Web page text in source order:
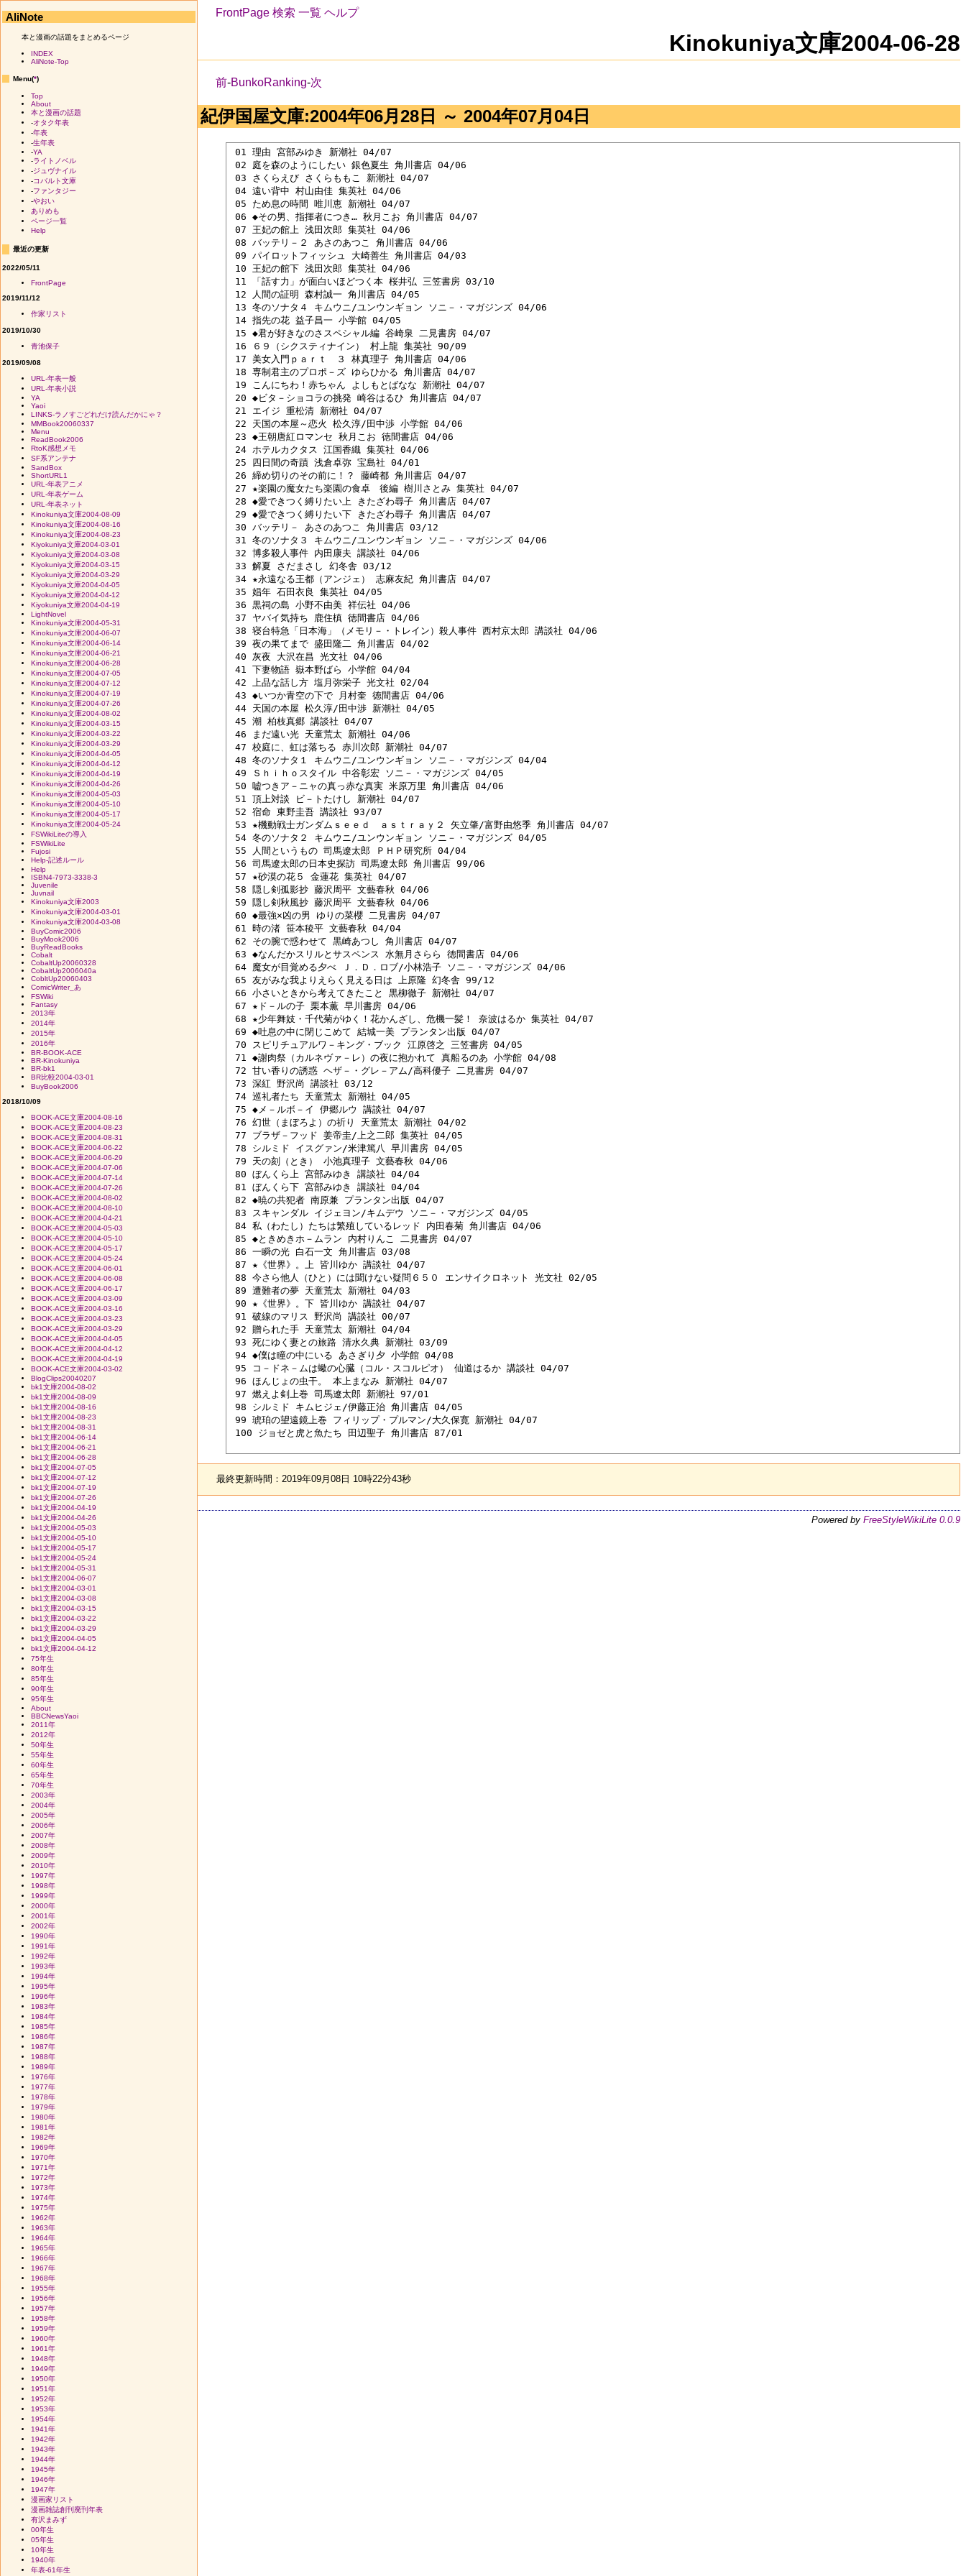
FrontPage 検索 一覧 ヘルプ
Kinokuniya文庫2004-06-28
前-BunkoRanking-次
紀伊国屋文庫:2004年06月28日 ～ 2004年07月04日
01 理由 宮部みゆき 新潮社 04/07
02 庭を森のようにしたい 銀色夏生 角川書店 04/06
03 さくらえび さくらももこ 新潮社 04/07
04 遠い背中 村山由佳 集英社 04/06
05 ため息の時間 唯川恵 新潮社 04/07
06 ◆その男、指揮者につき… 秋月こお 角川書店 04/07
07 王妃の館上 浅田次郎 集英社 04/06
08 バッテリ－２ あさのあつこ 角川書店 04/06
09 パイロットフィッシュ 大崎善生 角川書店 04/03
10 王妃の館下 浅田次郎 集英社 04/06
11 「話す力」が面白いほどつく本 桜井弘 三笠書房 03/10
12 人間の証明 森村誠一 角川書店 04/05
13 冬のソナタ４ キムウニ/ユンウンギョン ソニ－・マガジンズ 04/06
14 指先の花 益子昌一 小学館 04/05
15 ◆君が好きなのさスペシャル編 谷崎泉 二見書房 04/07
16 ６９（シクスティナイン） 村上龍 集英社 90/09
17 美女入門ｐａｒｔ　３ 林真理子 角川書店 04/06
18 専制君主のプロポ－ズ ゆらひかる 角川書店 04/07
19 こんにちわ！赤ちゃん よしもとばなな 新潮社 04/07
20 ◆ビタ－ショコラの挑発 崎谷はるひ 角川書店 04/07
21 エイジ 重松清 新潮社 04/07
22 天国の本屋～恋火 松久淳/田中渉 小学館 04/06
23 ◆王朝唐紅ロマンセ 秋月こお 徳間書店 04/06
24 ホテルカクタス 江国香織 集英社 04/06
25 四日間の奇蹟 浅倉卓弥 宝島社 04/01
26 締め切りのその前に！？ 藤崎都 角川書店 04/07
27 ★楽園の魔女たち楽園の食卓　後編 樹川さとみ 集英社 04/07
28 ◆愛できつく縛りたい上 きたざわ尋子 角川書店 04/07
29 ◆愛できつく縛りたい下 きたざわ尋子 角川書店 04/07
30 バッテリ－ あさのあつこ 角川書店 03/12
31 冬のソナタ３ キムウニ/ユンウンギョン ソニ－・マガジンズ 04/06
32 博多殺人事件 内田康夫 講談社 04/06
33 解夏 さだまさし 幻冬舎 03/12
34 ★永遠なる王都（アンジェ） 志麻友紀 角川書店 04/07
35 娼年 石田衣良 集英社 04/05
36 黒祠の島 小野不由美 祥伝社 04/06
37 ヤバイ気持ち 鹿住槙 徳間書店 04/06
38 寝台特急「日本海」（メモリ－・トレイン）殺人事件 西村京太郎 講談社 04/06
39 夜の果てまで 盛田隆二 角川書店 04/02
40 灰夜 大沢在昌 光文社 04/06
41 下妻物語 嶽本野ばら 小学館 04/04
42 上品な話し方 塩月弥栄子 光文社 02/04
43 ◆いつか青空の下で 月村奎 徳間書店 04/06
44 天国の本屋 松久淳/田中渉 新潮社 04/05
45 潮 柏枝真郷 講談社 04/07
46 まだ遠い光 天童荒太 新潮社 04/06
47 校庭に、虹は落ちる 赤川次郎 新潮社 04/07
48 冬のソナタ１ キムウニ/ユンウンギョン ソニ－・マガジンズ 04/04
49 Ｓｈｉｈｏスタイル 中谷彰宏 ソニ－・マガジンズ 04/05
50 嘘つきア－ニャの真っ赤な真実 米原万里 角川書店 04/06
51 頂上対談 ビ－トたけし 新潮社 04/07
52 宿命 東野圭吾 講談社 93/07
53 ★機動戦士ガンダムｓｅｅｄ　ａｓｔｒａｙ２ 矢立肇/富野由悠季 角川書店 04/07
54 冬のソナタ２ キムウニ/ユンウンギョン ソニ－・マガジンズ 04/05
55 人間というもの 司馬遼太郎 ＰＨＰ研究所 04/04
56 司馬遼太郎の日本史探訪 司馬遼太郎 角川書店 99/06
57 ★砂漠の花５ 金蓮花 集英社 04/07
58 隠し剣孤影抄 藤沢周平 文藝春秋 04/06
59 隠し剣秋風抄 藤沢周平 文藝春秋 04/06
60 ◆最強×凶の男 ゆりの菜櫻 二見書房 04/07
61 時の渚 笹本稜平 文藝春秋 04/04
62 その腕で惑わせて 黒崎あつし 角川書店 04/07
63 ◆なんだかスリルとサスペンス 水無月さらら 徳間書店 04/06
64 魔女が目覚める夕べ Ｊ．Ｄ．ロブ/小林浩子 ソニ－・マガジンズ 04/06
65 友がみな我よりえらく見える日は 上原隆 幻冬舎 99/12
66 小さいときから考えてきたこと 黒柳徹子 新潮社 04/07
67 ★ド－ルの子 栗本薫 早川書房 04/06
68 ★少年舞妓・千代菊がゆく！花かんざし、危機一髪！ 奈波はるか 集英社 04/07
69 ◆吐息の中に閉じこめて 結城一美 プランタン出版 04/07
70 スピリチュアルワ－キング・ブック 江原啓之 三笠書房 04/05
71 ◆謝肉祭（カルネヴァ－レ）の夜に抱かれて 真船るのあ 小学館 04/08
72 甘い香りの誘惑 ヘザ－・グレ－アム/高科優子 二見書房 04/07
73 深紅 野沢尚 講談社 03/12
74 巡礼者たち 天童荒太 新潮社 04/05
75 ◆メ－ルボ－イ 伊郷ルウ 講談社 04/07
76 幻世（まぼろよ）の祈り 天童荒太 新潮社 04/02
77 ブラザ－フッド 姜帝圭/上之二郎 集英社 04/05
78 シルミド イスグァン/米津篤八 早川書房 04/05
79 天の刻（とき） 小池真理子 文藝春秋 04/06
80 ぼんくら上 宮部みゆき 講談社 04/04
81 ぼんくら下 宮部みゆき 講談社 04/04
82 ◆暁の共犯者 南原兼 プランタン出版 04/07
83 スキャンダル イジェヨン/キムデウ ソニ－・マガジンズ 04/05
84 私（わたし）たちは繁殖しているレッド 内田春菊 角川書店 04/06
85 ◆ときめきホ－ムラン 内村りんこ 二見書房 04/07
86 一瞬の光 白石一文 角川書店 03/08
87 ★《世界》。上 皆川ゆか 講談社 04/07
88 今さら他人（ひと）には聞けない疑問６５０ エンサイクロネット 光文社 02/05
89 遭難者の夢 天童荒太 新潮社 04/03
90 ★《世界》。下 皆川ゆか 講談社 04/07
91 破線のマリス 野沢尚 講談社 00/07
92 贈られた手 天童荒太 新潮社 04/04
93 死にゆく妻との旅路 清水久典 新潮社 03/09
94 ◆僕は瞳の中にいる あさぎり夕 小学館 04/08
95 コ－ドネ－ムは蠍の心臓（コル・スコルピオ） 仙道はるか 講談社 04/07
96 ほんじょの虫干。 本上まなみ 新潮社 04/07
97 燃えよ剣上巻 司馬遼太郎 新潮社 97/01
98 シルミド キムヒジェ/伊藤正治 角川書店 04/05
99 琥珀の望遠鏡上巻 フィリップ・プルマン/大久保寛 新潮社 04/07
100 ジョゼと虎と魚たち 田辺聖子 角川書店 87/01
最終更新時間：2019年09月08日 10時22分43秒
Powered by FreeStyleWikiLite 0.0.9
AliNote
本と漫画の話題をまとめるページ
INDEX
AliNote-Top
Menu(*)
Top
About
本と漫画の話題
-オタク年表
-年表
-生年表
-YA
-ライトノベル
-ジュヴナイル
-コバルト文庫
-ファンタジー
-やおい
ありめも
ページ一覧
Help
最近の更新
2022/05/11
FrontPage
2019/11/12
作家リスト
2019/10/30
青池保子
2019/09/08
URL-年表一般
URL-年表小説
YA
Yaoi
LINKS-ラノすごどれだけ読んだかにゃ？
MMBook20060337
Menu
ReadBook2006
RtoK感想メモ
SF系アンテナ
SandBox
ShortURL1
URL-年表アニメ
URL-年表ゲーム
URL-年表ネット
Kinokuniya文庫2004-08-09
Kinokuniya文庫2004-08-16
Kinokuniya文庫2004-08-23
Kiyokuniya文庫2004-03-01
Kiyokuniya文庫2004-03-08
Kiyokuniya文庫2004-03-15
Kiyokuniya文庫2004-03-29
Kiyokuniya文庫2004-04-05
Kiyokuniya文庫2004-04-12
Kiyokuniya文庫2004-04-19
LightNovel
Kinokuniya文庫2004-05-31
Kinokuniya文庫2004-06-07
Kinokuniya文庫2004-06-14
Kinokuniya文庫2004-06-21
Kinokuniya文庫2004-06-28
Kinokuniya文庫2004-07-05
Kinokuniya文庫2004-07-12
Kinokuniya文庫2004-07-19
Kinokuniya文庫2004-07-26
Kinokuniya文庫2004-08-02
Kinokuniya文庫2004-03-15
Kinokuniya文庫2004-03-22
Kinokuniya文庫2004-03-29
Kinokuniya文庫2004-04-05
Kinokuniya文庫2004-04-12
Kinokuniya文庫2004-04-19
Kinokuniya文庫2004-04-26
Kinokuniya文庫2004-05-03
Kinokuniya文庫2004-05-10
Kinokuniya文庫2004-05-17
Kinokuniya文庫2004-05-24
FSWikiLiteの導入
FSWikiLite
Fujosi
Help-記述ルール
Help
ISBN4-7973-3338-3
Juvenile
Juvnail
Kinokuniya文庫2003
Kinokuniya文庫2004-03-01
Kinokuniya文庫2004-03-08
BuyComic2006
BuyMook2006
BuyReadBooks
Cobalt
CobaltUp20060328
CobaltUp2006040a
CobltUp20060403
ComicWriter_あ
FSWiki
Fantasy
2013年
2014年
2015年
2016年
BR-BOOK-ACE
BR-Kinokuniya
BR-bk1
BR比較2004-03-01
BuyBook2006
2018/10/09
BOOK-ACE文庫2004-08-16
BOOK-ACE文庫2004-08-23
BOOK-ACE文庫2004-08-31
BOOK-ACE文庫2004-06-22
BOOK-ACE文庫2004-06-29
BOOK-ACE文庫2004-07-06
BOOK-ACE文庫2004-07-14
BOOK-ACE文庫2004-07-26
BOOK-ACE文庫2004-08-02
BOOK-ACE文庫2004-08-10
BOOK-ACE文庫2004-04-21
BOOK-ACE文庫2004-05-03
BOOK-ACE文庫2004-05-10
BOOK-ACE文庫2004-05-17
BOOK-ACE文庫2004-05-24
BOOK-ACE文庫2004-06-01
BOOK-ACE文庫2004-06-08
BOOK-ACE文庫2004-06-17
BOOK-ACE文庫2004-03-09
BOOK-ACE文庫2004-03-16
BOOK-ACE文庫2004-03-23
BOOK-ACE文庫2004-03-29
BOOK-ACE文庫2004-04-05
BOOK-ACE文庫2004-04-12
BOOK-ACE文庫2004-04-19
BOOK-ACE文庫2004-03-02
BlogClips20040207
bk1文庫2004-08-02
bk1文庫2004-08-09
bk1文庫2004-08-16
bk1文庫2004-08-23
bk1文庫2004-08-31
bk1文庫2004-06-14
bk1文庫2004-06-21
bk1文庫2004-06-28
bk1文庫2004-07-05
bk1文庫2004-07-12
bk1文庫2004-07-19
bk1文庫2004-07-26
bk1文庫2004-04-19
bk1文庫2004-04-26
bk1文庫2004-05-03
bk1文庫2004-05-10
bk1文庫2004-05-17
bk1文庫2004-05-24
bk1文庫2004-05-31
bk1文庫2004-06-07
bk1文庫2004-03-01
bk1文庫2004-03-08
bk1文庫2004-03-15
bk1文庫2004-03-22
bk1文庫2004-03-29
bk1文庫2004-04-05
bk1文庫2004-04-12
75年生
80年生
85年生
90年生
95年生
About
BBCNewsYaoi
2011年
2012年
50年生
55年生
60年生
65年生
70年生
2003年
2004年
2005年
2006年
2007年
2008年
2009年
2010年
1997年
1998年
1999年
2000年
2001年
2002年
1990年
1991年
1992年
1993年
1994年
1995年
1996年
1983年
1984年
1985年
1986年
1987年
1988年
1989年
1976年
1977年
1978年
1979年
1980年
1981年
1982年
1969年
1970年
1971年
1972年
1973年
1974年
1975年
1962年
1963年
1964年
1965年
1966年
1967年
1968年
1955年
1956年
1957年
1958年
1959年
1960年
1961年
1948年
1949年
1950年
1951年
1952年
1953年
1954年
1941年
1942年
1943年
1944年
1945年
1946年
1947年
漫画家リスト
漫画雑誌創刊廃刊年表
有沢まみず
00年生
05年生
10年生
1940年
年表-61年生